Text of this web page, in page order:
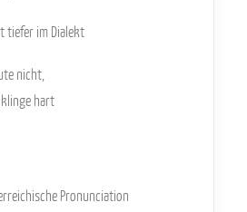
tiefer im Dialekt
nicht,
hart
Pronunciation